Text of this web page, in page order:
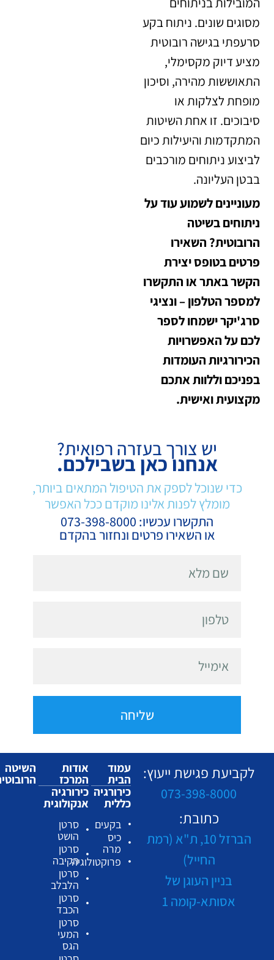
מסוגים שונים. ניתוח בקע
סרעפתי בגישה רובוטית
מציע דיוק מקסימלי,
התאוששות מהירה, וסיכון
מופחת לצלקות או
סיבוכים. זו אחת השיטות
המתקדמות והיעילות כיום
לביצוע ניתוחים מורכבים
בבטן העליונה.
מעוניינים לשמוע עוד על
ניתוחים בשיטה
הרובוטית? השאירו
פרטים בטופס יצירת
הקשר באתר או התקשרו
למספר הטלפון – ונציגי
סרג'יקר ישמחו לספר
לכם על האפשרויות
הכירורגיות העומדות
בפניכם וללוות אתכם
מקצועית ואישית.
יש צורך בעזרה רפואית?
אנחנו כאן בשבילכם.
כדי שנוכל לספק את הטיפול המתאים ביותר,
מומלץ לפנות אלינו מוקדם ככל האפשר
התקשרו עכשיו: 073-398-8000
או השאירו פרטים ונחזור בהקדם
שליחה
לקביעת פגישת ייעוץ:
073-398-8000
כתובת:
הברזל 10, ת"א (רמת
החייל)
בניין העוגן של
אסותא-קומה 1
עמוד
הבית
כירורגיה
כללית
בקעים
כיס
מרה
פרוקטולוגיה
אודות
המרכז
כירורגיה
אנקולוגית
סרטן
הושט
סרטן
הקיבה
סרטן
הלבלב
סרטן
הכבד
סרטן
המעי
הגס
השיטה